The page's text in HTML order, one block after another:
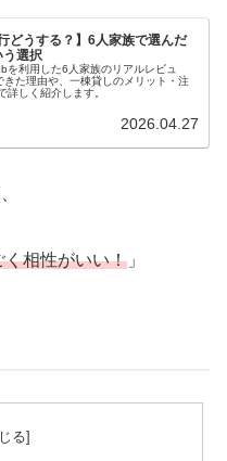
どうする？】6人家族で選んだ
選択
を利用した6人家族のリアルレビュ
きた理由や、一棟貸しのメリット・注
詳しく紹介します。
2026.04.27
く相性がいい！ 」